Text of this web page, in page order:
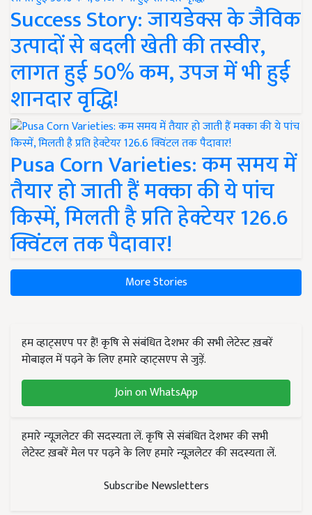
Success Story: जायडेक्स के जैविक
उत्पादों से बदली खेती की तस्वीर,
लागत हुई 50% कम, उपज में भी हुई
शानदार वृद्धि!
Pusa Corn Varieties: कम समय में
तैयार हो जाती हैं मक्का की ये पांच
किस्में, मिलती है प्रति हेक्टेयर 126.6
क्विंटल तक पैदावार!
More Stories
हम व्हाट्सएप पर हैं! कृषि से संबंधित देशभर की सभी लेटेस्ट ख़बरें
मोबाइल में पढ़ने के लिए हमारे व्हाट्सएप से जुड़ें.
Join on WhatsApp
हमारे न्यूज़लेटर की सदस्यता लें. कृषि से संबंधित देशभर की सभी
लेटेस्ट ख़बरें मेल पर पढ़ने के लिए हमारे न्यूज़लेटर की सदस्यता लें.
Subscribe Newsletters